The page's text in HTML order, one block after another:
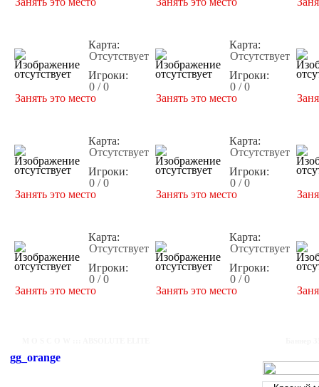
Карта:
Отсутствует
Игроки:
0 / 0
Занять это место
Карта:
Отсутствует
Игроки:
0 / 0
Занять это место
Карта:
Отсутствует
Игроки:
0 / 0
Занять это место
Карта:
Отсутствует
Игроки:
0 / 0
Занять это место
Карта:
Отсутствует
Игроки:
0 / 0
Занять это место
Карта:
Отсутствует
Игроки:
0 / 0
Занять это место
gg_orange